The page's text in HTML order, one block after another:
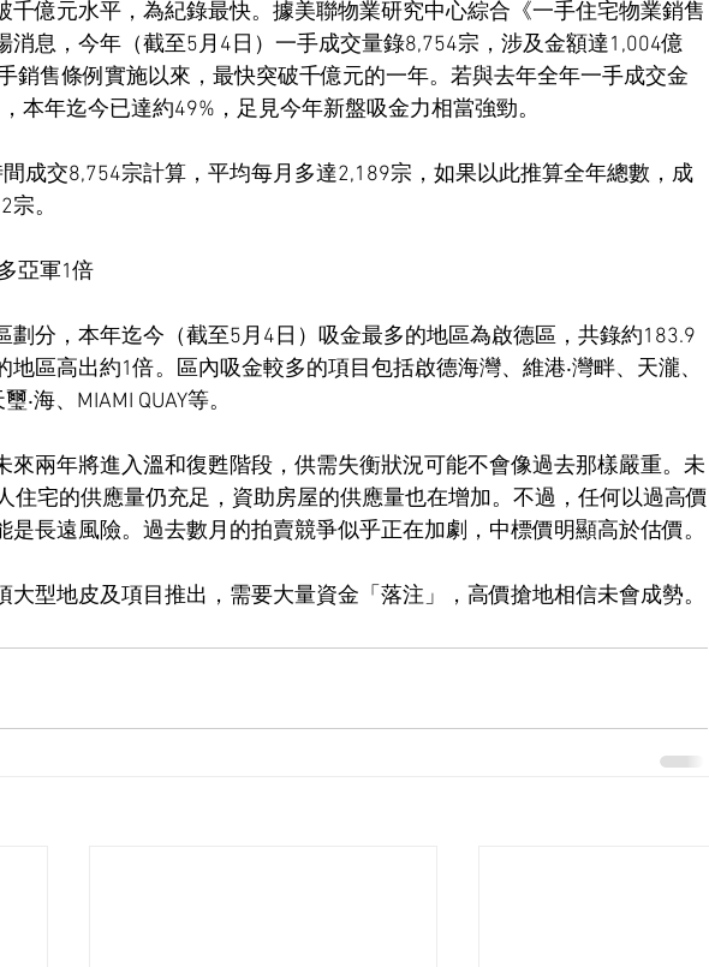
千億元水平，為紀錄最快。據美聯物業研究中心綜合《一手住宅物業銷售
消息，今年（截至5月4日）一手成交量錄8,754宗，涉及金額達1,004億
銷售條例實施以來，最快突破千億元的一年。若與去年全年一手成交金
本年迄今已達約49%，足見今年新盤吸金力相當強勁。
成交8,754宗計算，平均每月多達2,189宗，如果以此推算全年總數，成
。
亞軍1倍
劃分，本年迄今（截至5月4日）吸金最多的地區為啟德區，共錄約183.9
地區高出約1倍。區內吸金較多的項目包括啟德海灣、維港‧灣畔、天瀧、
‧海、MIAMI QUAY等。
來兩年將進入溫和復甦階段，供需失衡狀況可能不會像過去那樣嚴重。未
住宅的供應量仍充足，資助房屋的供應量也在增加。不過，任何以過高價
是長遠風險。過去數月的拍賣競爭似乎正在加劇，中標價明顯高於估價。
大型地皮及項目推出，需要大量資金「落注」，高價搶地相信未會成勢。